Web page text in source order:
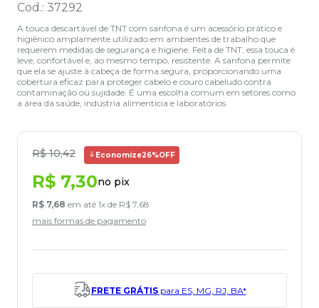
Cod.: 37292
A touca descartável de TNT com sanfona é um acessório prático e
higiênico amplamente utilizado em ambientes de trabalho que
requerem medidas de segurança e higiene. Feita de TNT, essa touca é
leve, confortável e, ao mesmo tempo, resistente. A sanfona permite
que ela se ajuste à cabeça de forma segura, proporcionando uma
cobertura eficaz para proteger cabelo e couro cabeludo contra
contaminação ou sujidade. É uma escolha comum em setores como
a área da saúde, indústria alimentícia e laboratórios.
R$ 10,42 Economize26%OFF
R$ 7,30no pix
R$ 7,68 em até 1x de R$ 7,68
mais formas de pagamento
FRETE GRÁTISpara ES, MG, RJ, BA*